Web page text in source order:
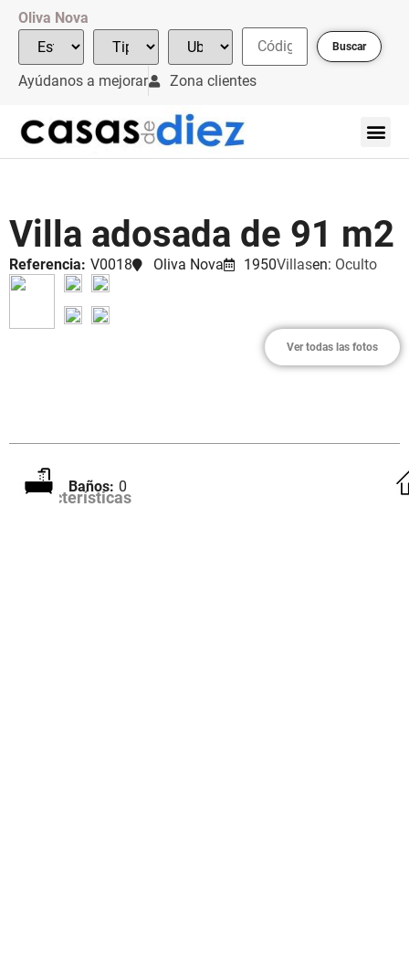
Oliva Nova
Buscar
Ayúdanos a mejorar Zona clientes
Villa adosada de 91 m2
Referencia: V0018 Oliva Nova 1950Villasen: Oculto
Ver todas las fotos
Características
Baños: 0